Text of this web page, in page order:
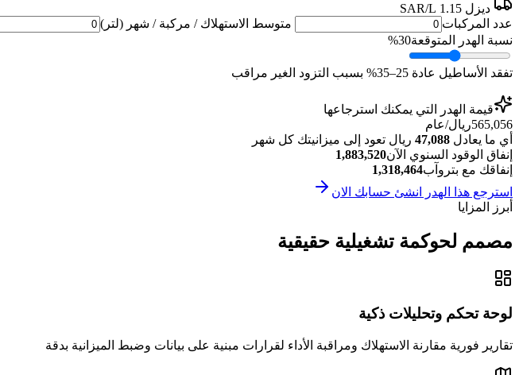
ديزل 1.15 SAR/L
عدد المركبات
متوسط الاستهلاك / مركبة / شهر (لتر)
نسبة الهدر المتوقعة30%
تفقد الأساطيل عادة 25–35% بسبب التزود الغير مراقب
قيمة الهدر التي يمكنك استرجاعها
565,056ريال/عام
أي ما يعادل 47,088 ريال تعود إلى ميزانيتك كل شهر
إنفاق الوقود السنوي الآن1,883,520
إنفاقك مع بتروآب1,318,464
استرجع هذا الهدر انشئ حسابك الان
أبرز المزايا
مصمم لحوكمة تشغيلية حقيقية
لوحة تحكم وتحليلات ذكية
تقارير فورية مقارنة الاستهلاك ومراقبة الأداء لقرارات مبنية على بيانات وضبط الميزانية بدقة